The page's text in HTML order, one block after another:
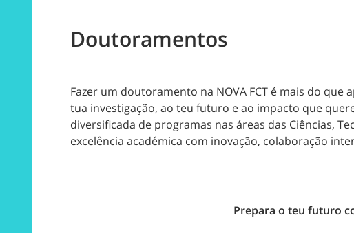
Doutoramentos
Fazer um doutoramento na NOVA FCT é mais do
tua investigação, ao teu futuro e ao impacto que
diversificada de programas nas áreas das Ciências,
excelência académica com inovação, colaboração
Prepara o teu futuro